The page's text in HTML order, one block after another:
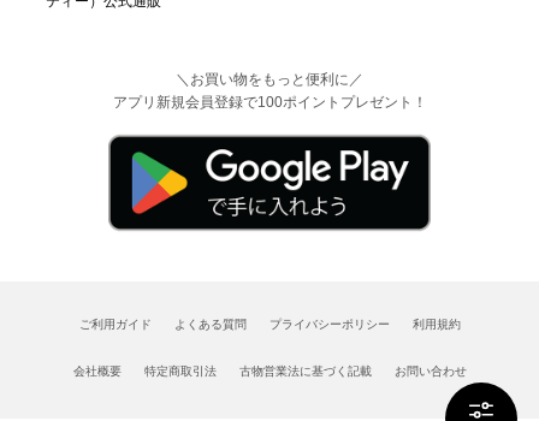
＼お買い物をもっと便利に／
アプリ新規会員登録で100ポイントプレゼント！
ご利用ガイド よくある質問 プライバシーポリシー 利用規約
会社概要 特定商取引法 古物営業法に基づく記載 お問い合わせ